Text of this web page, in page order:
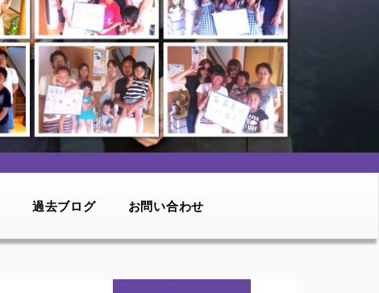
過去ブログ お問い合わせ